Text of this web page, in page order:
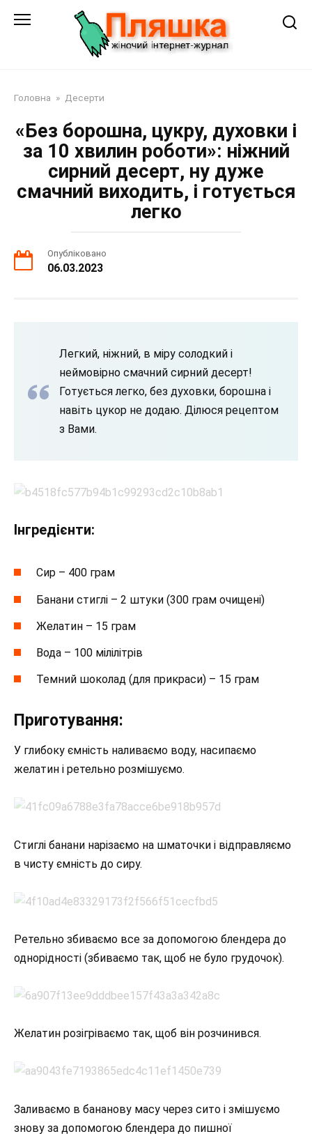
Головна » Десерти
«Без борошна, цукру, духовки і
за 10 хвилин роботи»: ніжний
сирний десерт, ну дуже
смачний виходить, і готується
легко
Опубліковано
06.03.2023
Легкий, ніжний, в міру солодкий і
неймовірно смачний сирний десерт!
Готується легко, без духовки, борошна і
навіть цукор не додаю. Ділюся рецептом
з Вами.
Інгредієнти:
Сир – 400 грам
Банани стиглі – 2 штуки (300 грам очищені)
Желатин – 15 грам
Вода – 100 мілілітрів
Темний шоколад (для прикраси) – 15 грам
Приготування:
У глибоку ємність наливаємо воду, насипаємо
желатин і ретельно розмішуємо.
Стиглі банани нарізаємо на шматочки і відправляємо
в чисту ємність до сиру.
Ретельно збиваємо все за допомогою блендера до
однорідності (збиваємо так, щоб не було грудочок).
Желатин розігріваємо так, щоб він розчинився.
Заливаємо в бананову масу через сито і змішуємо
знову за допомогою блендера до пишної